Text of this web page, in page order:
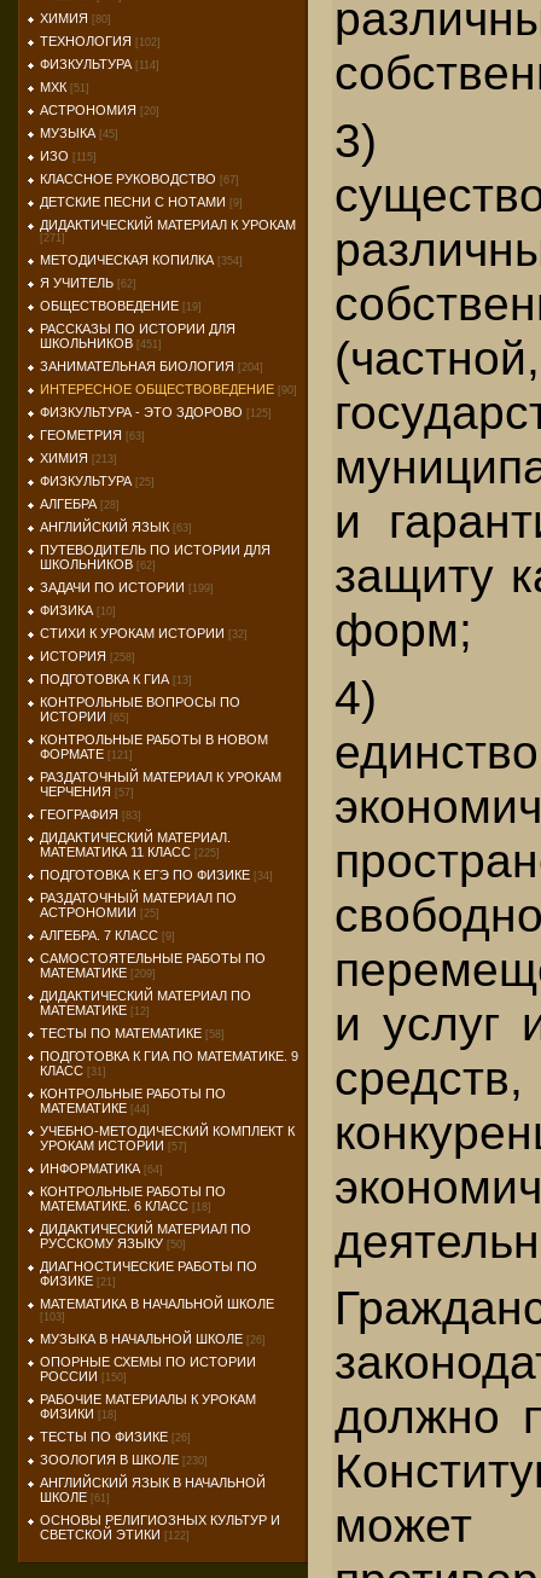
ХИМИЯ [80]
ТЕХНОЛОГИЯ [102]
ФИЗКУЛЬТУРА [114]
МХК [51]
АСТРОНОМИЯ [20]
МУЗЫКА [45]
ИЗО [115]
КЛАССНОЕ РУКОВОДСТВО [67]
ДЕТСКИЕ ПЕСНИ С НОТАМИ [9]
ДИДАКТИЧЕСКИЙ МАТЕРИАЛ К УРОКАМ
[271]
МЕТОДИЧЕСКАЯ КОПИЛКА [354]
Я УЧИТЕЛЬ [62]
ОБЩЕСТВОВЕДЕНИЕ [19]
РАССКАЗЫ ПО ИСТОРИИ ДЛЯ
ШКОЛЬНИКОВ [451]
ЗАНИМАТЕЛЬНАЯ БИОЛОГИЯ [204]
ИНТЕРЕСНОЕ ОБЩЕСТВОВЕДЕНИЕ [90]
ФИЗКУЛЬТУРА - ЭТО ЗДОРОВО [125]
ГЕОМЕТРИЯ [63]
ХИМИЯ [213]
ФИЗКУЛЬТУРА [25]
АЛГЕБРА [28]
АНГЛИЙСКИЙ ЯЗЫК [63]
ПУТЕВОДИТЕЛЬ ПО ИСТОРИИ ДЛЯ
ШКОЛЬНИКОВ [62]
ЗАДАЧИ ПО ИСТОРИИ [199]
ФИЗИКА [10]
СТИХИ К УРОКАМ ИСТОРИИ [32]
ИСТОРИЯ [258]
ПОДГОТОВКА К ГИА [13]
КОНТРОЛЬНЫЕ ВОПРОСЫ ПО
ИСТОРИИ [65]
КОНТРОЛЬНЫЕ РАБОТЫ В НОВОМ
ФОРМАТЕ [121]
РАЗДАТОЧНЫЙ МАТЕРИАЛ К УРОКАМ
ЧЕРЧЕНИЯ [57]
ГЕОГРАФИЯ [83]
ДИДАКТИЧЕСКИЙ МАТЕРИАЛ.
МАТЕМАТИКА 11 КЛАСС [225]
ПОДГОТОВКА К ЕГЭ ПО ФИЗИКЕ [34]
РАЗДАТОЧНЫЙ МАТЕРИАЛ ПО
АСТРОНОМИИ [25]
АЛГЕБРА. 7 КЛАСС [9]
САМОСТОЯТЕЛЬНЫЕ РАБОТЫ ПО
МАТЕМАТИКЕ [209]
ДИДАКТИЧЕСКИЙ МАТЕРИАЛ ПО
МАТЕМАТИКЕ [12]
ТЕСТЫ ПО МАТЕМАТИКЕ [58]
ПОДГОТОВКА К ГИА ПО МАТЕМАТИКЕ. 9
КЛАСС [31]
КОНТРОЛЬНЫЕ РАБОТЫ ПО
МАТЕМАТИКЕ [44]
УЧЕБНО-МЕТОДИЧЕСКИЙ КОМПЛЕКТ К
УРОКАМ ИСТОРИИ [57]
ИНФОРМАТИКА [64]
КОНТРОЛЬНЫЕ РАБОТЫ ПО
МАТЕМАТИКЕ. 6 КЛАСС [18]
ДИДАКТИЧЕСКИЙ МАТЕРИАЛ ПО
РУССКОМУ ЯЗЫКУ [50]
ДИАГНОСТИЧЕСКИЕ РАБОТЫ ПО
ФИЗИКЕ [21]
МАТЕМАТИКА В НАЧАЛЬНОЙ ШКОЛЕ
[103]
МУЗЫКА В НАЧАЛЬНОЙ ШКОЛЕ [26]
ОПОРНЫЕ СХЕМЫ ПО ИСТОРИИ
РОССИИ [150]
РАБОЧИЕ МАТЕРИАЛЫ К УРОКАМ
ФИЗИКИ [18]
ТЕСТЫ ПО ФИЗИКЕ [26]
ЗООЛОГИЯ В ШКОЛЕ [230]
АНГЛИЙСКИЙ ЯЗЫК В НАЧАЛЬНОЙ
ШКОЛЕ [61]
ОСНОВЫ РЕЛИГИОЗНЫХ КУЛЬТУР И
СВЕТСКОЙ ЭТИКИ [122]
3)
(частной,
и
защиту
форм;
4)
единство
и услуг
должно